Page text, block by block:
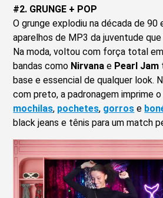
#2. GRUNGE + POP
O grunge explodiu na década de 90
aparelhos de MP3 da juventude
Na moda, voltou com força total
bandas como Nirvana e Pearl Jam
base e essencial de qualquer look.
com preto, a padronagem imprime
mochilas, pochetes, gorros e
black jeans e tênis para um match